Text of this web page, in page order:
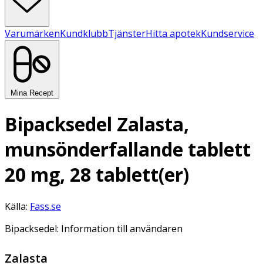
VarumärkenKundklubbTjänsterHitta apotekKundservice
Mina Recept
Bipacksedel Zalasta,
munsönderfallande tablett
20 mg, 28 tablett(er)
Källa: Fass.se
Bipacksedel: Information till användaren
Zalasta